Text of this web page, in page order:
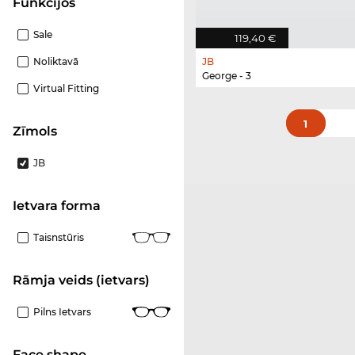
Sale
Noliktavā
Virtual Fitting
Zīmols
JB
Ietvara forma
Taisnstūris
Rāmja veids (ietvars)
Pilns Ietvars
119,40 €
JB
George - 3
1